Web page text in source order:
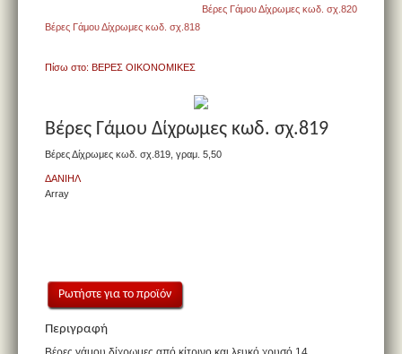
Βέρες Γάμου Δίχρωμες κωδ. σχ.820
Βέρες Γάμου Δίχρωμες κωδ. σχ.818
Πίσω στο: ΒΕΡΕΣ ΟΙΚΟΝΟΜΙΚΕΣ
Βέρες Γάμου Δίχρωμες κωδ. σχ.819
Βέρες Δίχρωμες κωδ. σχ.819, γραμ. 5,50
ΔΑΝΙΗΛ
Array
Ρωτήστε για το προϊόν
Περιγραφή